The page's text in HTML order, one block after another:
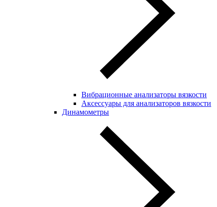
Вибрационные анализаторы вязкости
Аксессуары для анализаторов вязкости
Динамометры